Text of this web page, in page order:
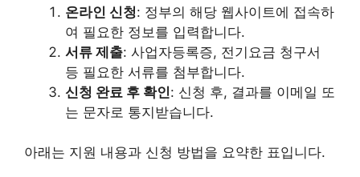
온라인 신청: 정부의 해당 웹사이트에 접속하
여 필요한 정보를 입력합니다.
서류 제출: 사업자등록증, 전기요금 청구서
등 필요한 서류를 첨부합니다.
신청 완료 후 확인: 신청 후, 결과를 이메일 또
는 문자로 통지받습니다.
아래는 지원 내용과 신청 방법을 요약한 표입니다.